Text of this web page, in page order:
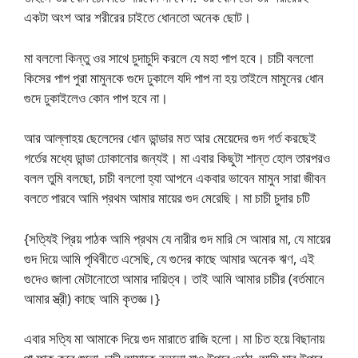
একটা অংশ আর শরীরের চাইতে ধোনতো অনেক ছোট।
মা বললো কিন্তু ওর সাথে চুদাচুদি করলে যে মহা পাপ হবে। চাচী বললো
কিসের পাপ পুরা মামুনকে গুদে ঢুকালে যদি পাপ না হয় তাইলে মামুনের ধোন
গুদে ঢুকাইলেও কোন পাপ হবে না।
আর আল্লাহয় ছেলেদের ধোন ডান্ডার মত আর মেয়েদের গুদ গর্ত করছেই
গর্তের মধ্যে ডান্ডা ঢোকানোর জন্যই। মা এবার কিছুটা শান্ত হোল তারপরও
বলল তুমি বলছো, চাচী বললো হ্যা আপনে একবার ভাবেন মামুন সারা জীবন
বলতে পারবে আমি প্রথম আমার মায়ের গুদ মেরেছি। মা চাচী চুদার চটি
{সত্যিই প্রিয় পাঠক আমি প্রথম যে নারীর গুদ মারি সে আমার মা, যে মায়ের
গুদ দিয়ে আমি পৃথিবীতে এসেছি, যে গুদের কাছে আমার অনেক ঋণ, এই
গুদেও জালা মেটানোতো আমার দায়িত্ব। তাই আমি আমার চাচীর (বর্তমানে
আমার স্ত্রী) কাছে আমি কৃতজ্ঞ।}
এবার সত্যি মা আমাকে দিয়ে গুদ মারাতে রাজি হলো। মা চিত হয়ে বিছানায়